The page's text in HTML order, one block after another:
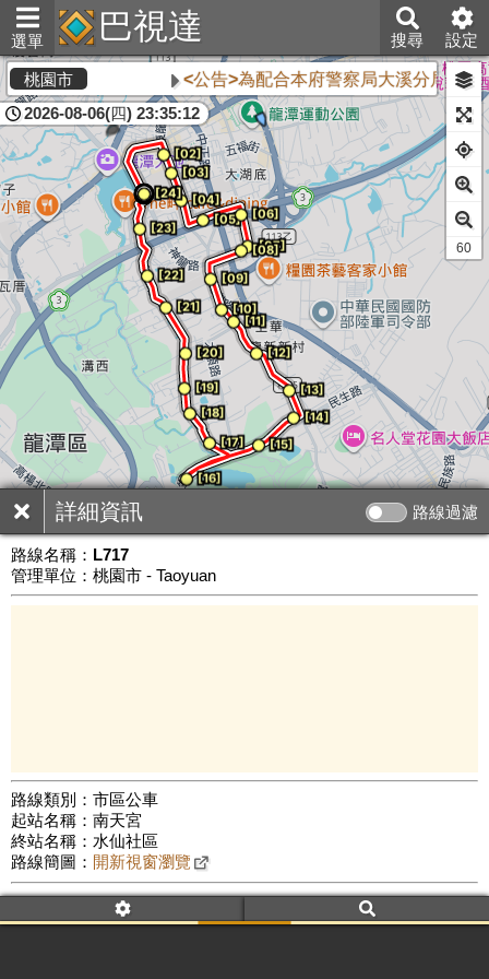
選單 巴視達 搜尋 設定
詳細資訊 路線過濾
路線名稱： L717
管理單位：桃園市 - Taoyuan
路線類別：市區公車
起站名稱：南天宮
終站名稱：水仙社區
路線簡圖： 開新視窗瀏覽
附屬名稱：L717
車頭描述：水仙社區甲線
桃園市 <公告>為配合本府警察局大溪分局執行
2026-08-06(四) 23:35:12
公車數量: 累計2447、上線1419
61